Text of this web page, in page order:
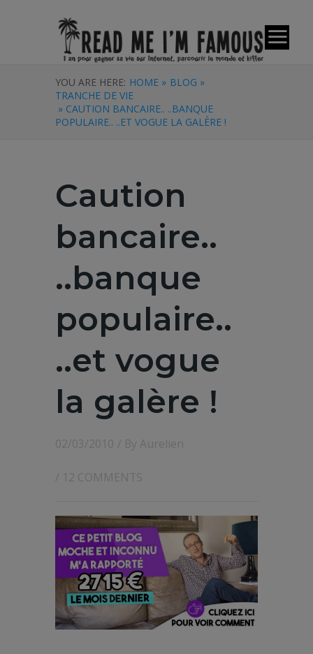
YOU ARE HERE: HOME » BLOG »
TRANCHE DE VIE
» CAUTION BANCAIRE.. ..BANQUE
POPULAIRE.. ..ET VOGUE LA GALÈRE !
Caution
bancaire..
..banque
populaire..
..et vogue
la galère !
02/03/2010 / By Aurelien
/ 12 COMMENTS